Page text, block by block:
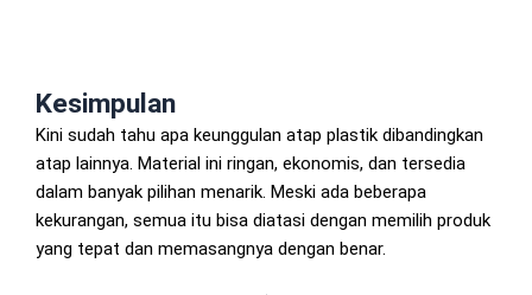
Kesimpulan
Kini sudah tahu apa keunggulan atap plastik dibandingkan
atap lainnya. Material ini ringan, ekonomis, dan tersedia
dalam banyak pilihan menarik. Meski ada beberapa
kekurangan, semua itu bisa diatasi dengan memilih produk
yang tepat dan memasangnya dengan benar.